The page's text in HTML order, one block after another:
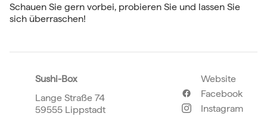
Schauen Sie gern vorbei, probieren Sie und lassen Sie
sich überraschen!
Sushi-Box
Lange Straße 74
59555 Lippstadt
Website
Facebook
Instagram